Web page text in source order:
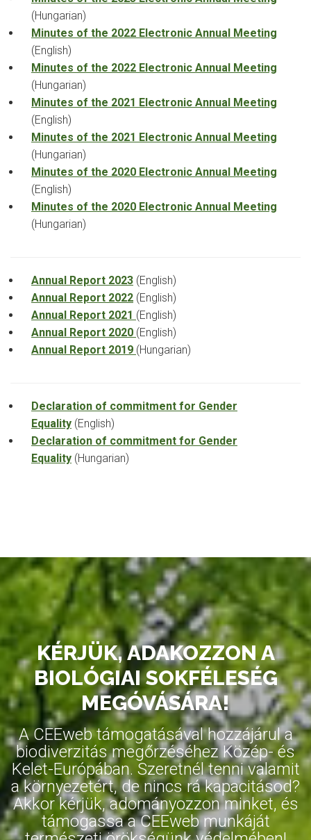
(Hungarian)
Minutes of the 2022 Electronic Annual Meeting
(English)
Minutes of the 2022 Electronic Annual Meeting
(Hungarian)
Minutes of the 2021 Electronic Annual Meeting
(English)
Minutes of the 2021 Electronic Annual Meeting
(Hungarian)
Minutes of the 2020 Electronic Annual Meeting
(English)
Minutes of the 2020 Electronic Annual Meeting
(Hungarian)
Annual Report 2023 (English)
Annual Report 2022 (English)
Annual Report 2021 (English)
Annual Report 2020 (English)
Annual Report 2019 (Hungarian)
Declaration of commitment for Gender
Equality (English)
Declaration of commitment for Gender
Equality (Hungarian)
KÉRJÜK, ADAKOZZON A
BIOLÓGIAI SOKFÉLESÉG
MEGÓVÁSÁRA!
A CEEweb támogatásával hozzájárul a
biodiverzitás megőrzéséhez Közép- és
Kelet-Európában. Szeretnél tenni valamit
a környezetért, de nincs rá kapacitásod?
Akkor kérjük, adományozzon minket, és
támogassa a CEEweb munkáját